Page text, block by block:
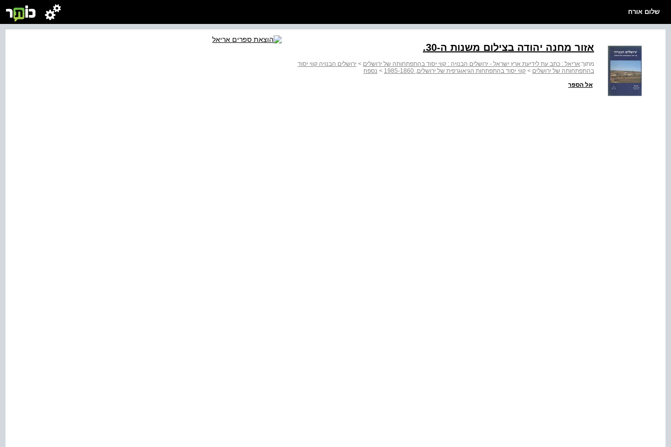
שלום אורח
אזור מחנה יהודה בצילום משנות ‭.30-ה‬
מתוך:אריאל : כתב עת לידיעת ארץ ישראל - ירושלים הבנויה : קווי יסוד בהתפתחותה של ירושלים > ירושלים הבנויה קווי יסוד
בהתפתחותה של ירושלים > קווי יסוד בהתפתחות הגיאוגרפית של ירושלים, 1985-1860 > נספח
אל הספר